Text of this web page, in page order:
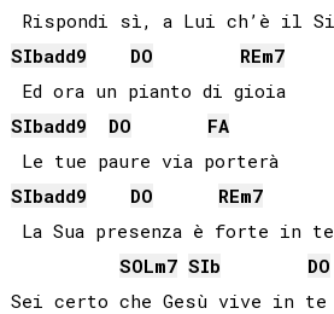
SIbadd9 DO REm7
Ed ora un pianto di gioia
SIbadd9 DO
FA
Le tue paure via porterà
SIbadd9 DO REm7
La Sua presenza è forte in te
SOLm7 SIb
DO
Sei certo che Gesù vive in te